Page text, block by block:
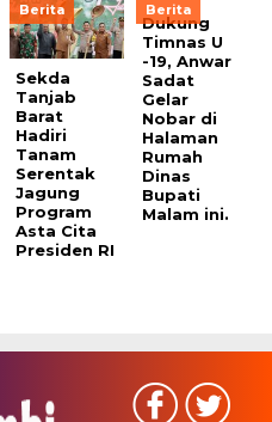
Berita
Sekda
Tanjab
Barat
Hadiri
Tanam
Serentak
Jagung
Program
Asta Cita
Presiden RI
Berita
Dukung
Timnas U
-19, Anwar
Sadat
Gelar
Nobar di
Halaman
Rumah
Dinas
Bupati
Malam ini.